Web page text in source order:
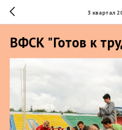
3 квартал
ВФСК "Готов к